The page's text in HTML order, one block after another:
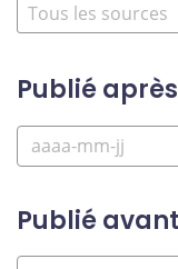
Publié après
Publié avant